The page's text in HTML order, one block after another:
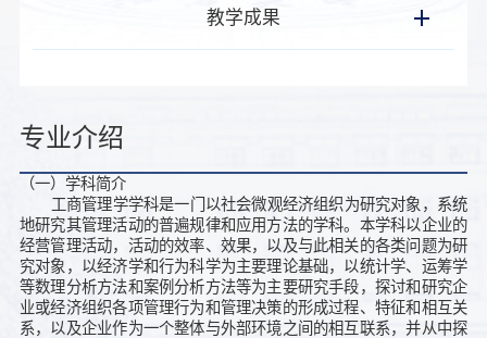
教学成果
专业介绍
（一）学科简介
工商管理学学科是一门以社会微观经济组织为研究对象，系统
地研究其管理活动的普遍规律和应用方法的学科。本学科以企业的
经营管理活动，活动的效率、效果，以及与此相关的各类问题为研
究对象，以经济学和行为科学为主要理论基础，以统计学、运筹学
等数理分析方法和案例分析方法等为主要研究手段，探讨和研究企
业或经济组织各项管理行为和管理决策的形成过程、特征和相互关
系，以及企业作为一个整体与外部环境之间的相互联系，并从中探